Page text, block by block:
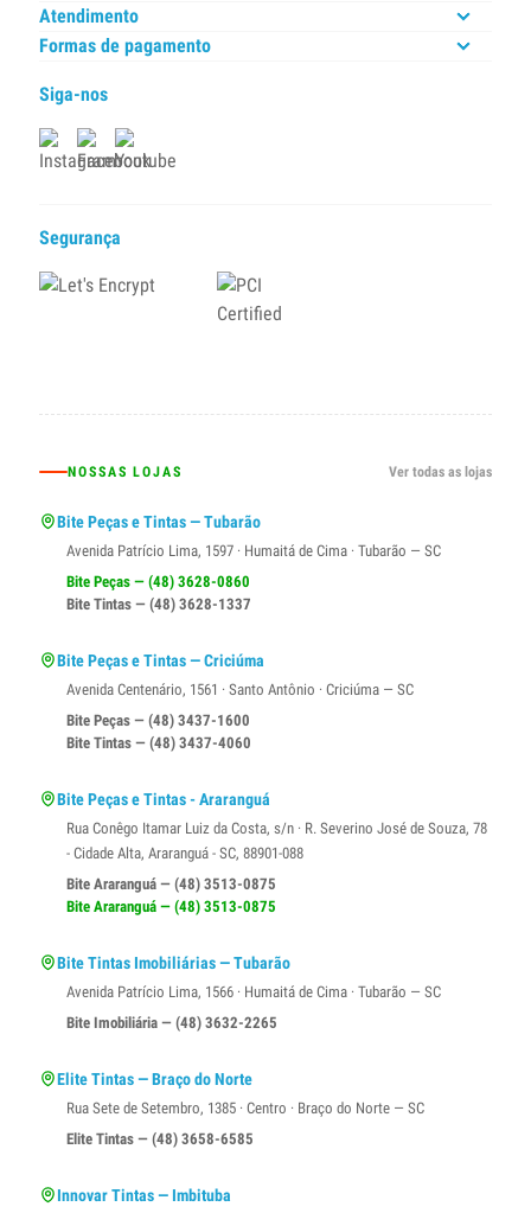
Atendimento
Formas de pagamento
Siga-nos
Segurança
NOSSAS LOJAS Ver todas as lojas
Bite Peças e Tintas — Tubarão
Avenida Patrício Lima, 1597 · Humaitá de Cima · Tubarão — SC
Bite Peças — (48) 3628-0860
Bite Tintas — (48) 3628-1337
Bite Peças e Tintas — Criciúma
Avenida Centenário, 1561 · Santo Antônio · Criciúma — SC
Bite Peças — (48) 3437-1600
Bite Tintas — (48) 3437-4060
Bite Peças e Tintas - Araranguá
Rua Conêgo Itamar Luiz da Costa, s/n · R. Severino José de Souza, 78
- Cidade Alta, Araranguá - SC, 88901-088
Bite Araranguá — (48) 3513-0875
Bite Araranguá — (48) 3513-0875
Bite Tintas Imobiliárias — Tubarão
Avenida Patrício Lima, 1566 · Humaitá de Cima · Tubarão — SC
Bite Imobiliária — (48) 3632-2265
Elite Tintas — Braço do Norte
Rua Sete de Setembro, 1385 · Centro · Braço do Norte — SC
Elite Tintas — (48) 3658-6585
Innovar Tintas — Imbituba